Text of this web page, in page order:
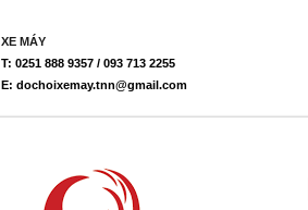
XE MÁY
T: 0251 888 9357 / 093 713 2255
E: dochoixemay.tnn@gmail.com